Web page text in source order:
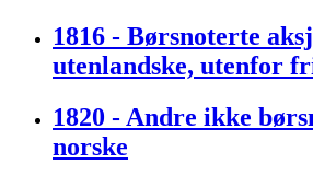
1816 - Børsnoterte
utenlandske, utenfor
1820 - Andre ikke
norske